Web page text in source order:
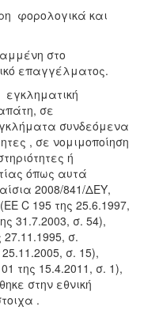
φορολογικά και
στο
επαγγέλματος.
σε
συνδεόμενα
, σε νομιμοποίηση
ή
όπως αυτά
2008/841/ΔΕΥ,
C 195 της 25.6.1997,
31.7.2003, σ. 54),
σ.
σ. 15),
της 15.4.2011, σ. 1),
στην εθνική
.